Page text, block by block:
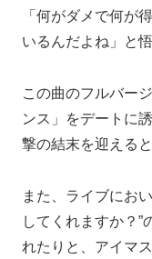
「何がダメで何が
いるんだよね」と
この曲のフルバー
ンス」をデートに
撃の結末を迎える
また、ライブにお
してくれますか？”
れたりと、アイマ